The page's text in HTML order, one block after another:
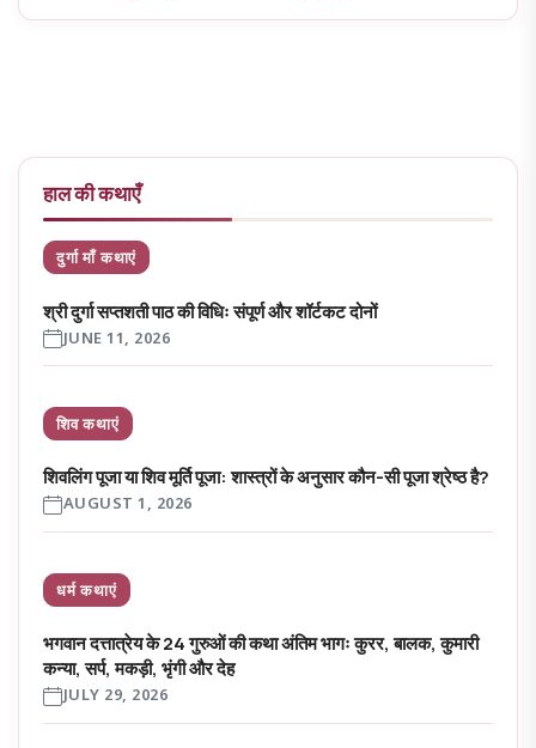
हाल की कथाएँ
दुर्गा माँ कथाएं
श्री दुर्गा सप्तशती पाठ की विधिः संपूर्ण और शॉर्टकट दोनों
JUNE 11, 2026
शिव कथाएं
शिवलिंग पूजा या शिव मूर्ति पूजा: शास्त्रों के अनुसार कौन-सी पूजा श्रेष्ठ है?
AUGUST 1, 2026
धर्म कथाएं
भगवान दत्तात्रेय के 24 गुरुओं की कथा अंतिम भागः कुरर, बालक, कुमारी
कन्या, सर्प, मकड़ी, भृंगी और देह
JULY 29, 2026